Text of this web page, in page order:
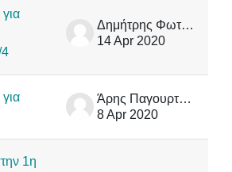
4
Δημήτρης Φωτάκης
14 Apr 2020
Άρης Παγουρτζής
8 Apr 2020
1η